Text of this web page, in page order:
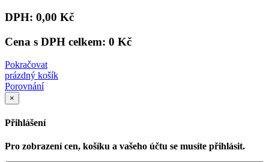
DPH: 0,00 Kč
Cena s DPH celkem: 0 Kč
Pokračovat
prázdný košík
Porovnání
×
Přihlášení
Pro zobrazení cen, košíku a vašeho účtu se musíte přihlásit.